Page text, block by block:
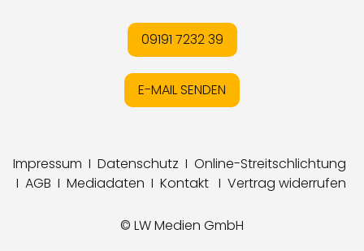
09191 7232 39
E-MAIL SENDEN
Impressum I Datenschutz I Online-Streitschlichtung
I AGB I Mediadaten I Kontakt I Vertrag widerrufen
© LW Medien GmbH